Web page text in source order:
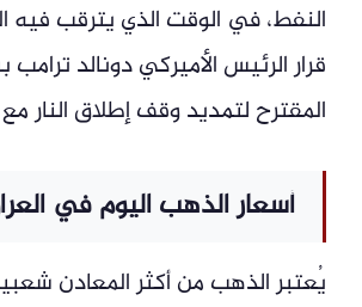
النفط، في الوقت الذي يترقب فيه
قرار الرئيس الأميركي دونالد ترامب
المقترح لتمديد وقف إطلاق النار مع
أسعار الذهب اليوم في
يُعتبر الذهب من أكثر المعادن